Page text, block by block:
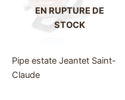
EN RUPTURE DE
STOCK
Pipe estate Jeantet Saint-
Claude